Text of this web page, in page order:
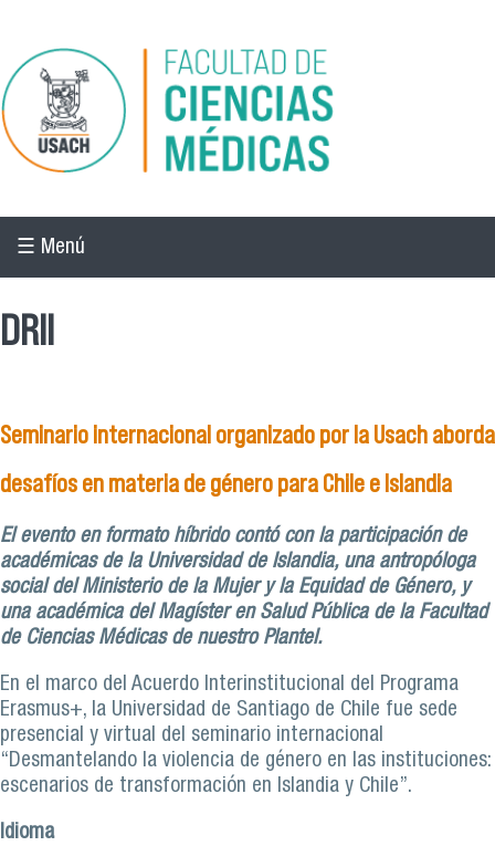
Pasar al contenido principal
☰ Menú
DRII
Seminario internacional organizado por la Usach aborda
desafíos en materia de género para Chile e Islandia
El evento en formato híbrido contó con la participación de
académicas de la Universidad de Islandia, una antropóloga
social del Ministerio de la Mujer y la Equidad de Género, y
una académica del Magíster en Salud Pública de la Facultad
de Ciencias Médicas de nuestro Plantel.
En el marco del Acuerdo Interinstitucional del Programa
Erasmus+, la Universidad de Santiago de Chile fue sede
presencial y virtual del seminario internacional
“Desmantelando la violencia de género en las instituciones:
escenarios de transformación en Islandia y Chile”.
Idioma